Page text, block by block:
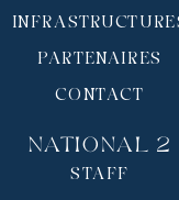
PARTENAIRES
CONTACT
National 2
STAFF